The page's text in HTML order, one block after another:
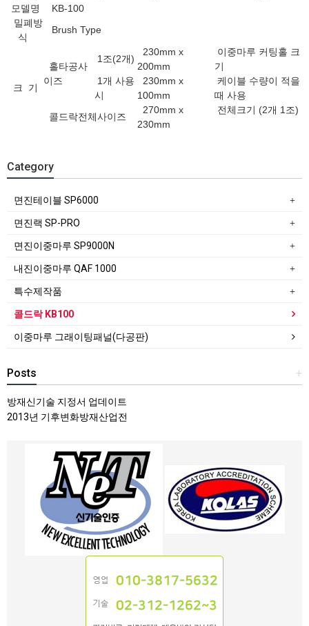
모델명
KB-100
밀폐방
식
Brush Type
크 기
홀타공사
이즈
1조(2개)
230mm x
200mm
이중마루 커팅홀 크
기
1개 사용
시
230mm x
100mm
케이블 수량이 적을
때 사용
콜드락전체사이즈
270mm x
230mm
전체크기 (2개 1조)
Category
면진테이블 SP6000
면진랙 SP-PRO
면진이중마루 SP9000N
내진이중마루 QAF 1000
특수제작품
콜드락 KB100
이중마루 그래이팅패널(다공판)
+
Posts
방재신기술 지정서 업데이트
2013년 기후변화방재산업전